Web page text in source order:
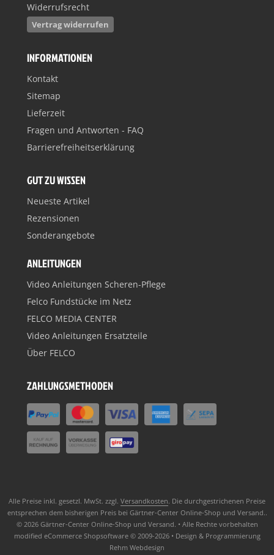
Widerrufsrecht
Vertrag widerrufen
INFORMATIONEN
Kontakt
Sitemap
Lieferzeit
Fragen und Antworten - FAQ
Barrierefreiheitserklärung
GUT ZU WISSEN
Neueste Artikel
Rezensionen
Sonderangebote
ANLEITUNGEN
Video Anleitungen Scheren-Pflege
Felco Fundstücke im Netz
FELCO MEDIA CENTER
Video Anleitungen Ersatzteile
Über FELCO
ZAHLUNGSMETHODEN
Alle Preise inkl. gesetzl. MwSt. zzgl. Versandkosten. Die durchgestrichenen Preise
entsprechen dem bisherigen Preis bei Gärtner-Center Online-Shop und Versand..
© 2026 Gärtner-Center Online-Shop und Versand. • Alle Rechte vorbehalten
modified eCommerce Shopsoftware © 2009-2026 • Design & Programmierung
Rehm Webdesign